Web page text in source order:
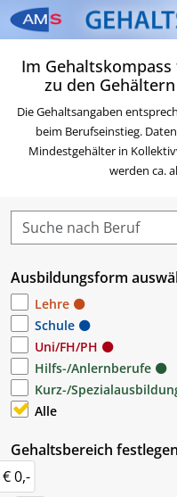
Im
zu den
Die Gehaltsangaben
beim Berufseinstieg.
Mindestgehälter in
werden ca.
Ausbildungsform
Lehre
Schule
Uni/FH/PH
Hilfs-/Anlernberufe
Kurz-/
Alle
Gehaltsbereich festlegen
€ 0,-